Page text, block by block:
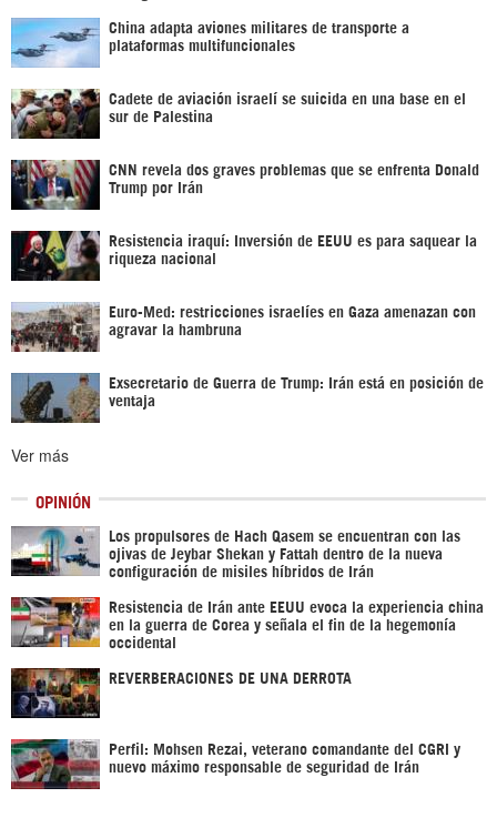
China adapta aviones militares de transporte a
plataformas multifuncionales
Cadete de aviación israelí se suicida en una base en el
sur de Palestina
CNN revela dos graves problemas que se enfrenta Donald
Trump por Irán
Resistencia iraquí: Inversión de EEUU es para saquear la
riqueza nacional
Euro-Med: restricciones israelíes en Gaza amenazan con
agravar la hambruna
Exsecretario de Guerra de Trump: Irán está en posición de
ventaja
Ver más
OPINIÓN
Los propulsores de Hach Qasem se encuentran con las
ojivas de Jeybar Shekan y Fattah dentro de la nueva
configuración de misiles híbridos de Irán
Resistencia de Irán ante EEUU evoca la experiencia china
en la guerra de Corea y señala el fin de la hegemonía
occidental
REVERBERACIONES DE UNA DERROTA
Perfil: Mohsen Rezai, veterano comandante del CGRI y
nuevo máximo responsable de seguridad de Irán